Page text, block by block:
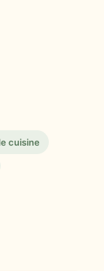
cuisine